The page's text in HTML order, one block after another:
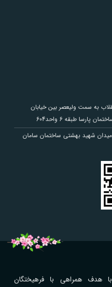
به سمت ولیعصر بین خیابان
طبقه 6 واحد604
میدان شهید بهشتی ساختمان سامان
شبکه مترجمین در سال 1393 با هدف همراهی با فرهیختگان